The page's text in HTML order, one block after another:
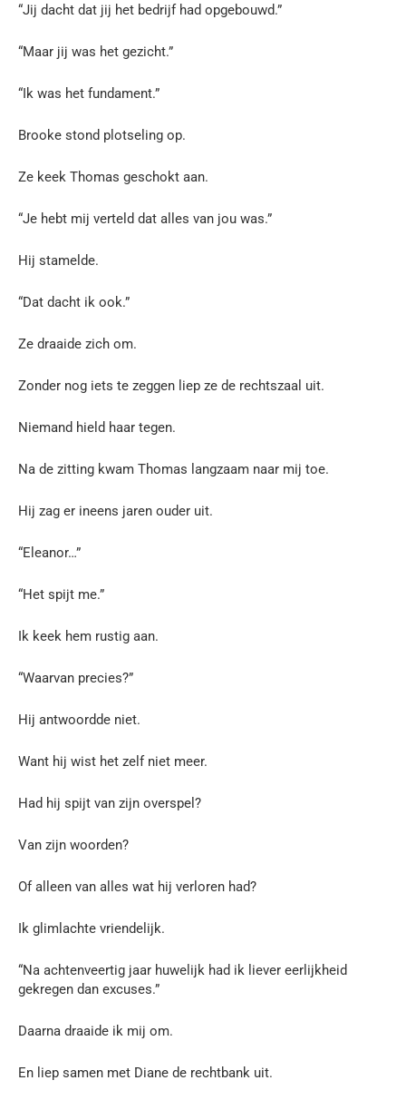
“Jij dacht dat jij het bedrijf had opgebouwd.”
“Maar jij was het gezicht.”
“Ik was het fundament.”
Brooke stond plotseling op.
Ze keek Thomas geschokt aan.
“Je hebt mij verteld dat alles van jou was.”
Hij stamelde.
“Dat dacht ik ook.”
Ze draaide zich om.
Zonder nog iets te zeggen liep ze de rechtszaal uit.
Niemand hield haar tegen.
Na de zitting kwam Thomas langzaam naar mij toe.
Hij zag er ineens jaren ouder uit.
“Eleanor…”
“Het spijt me.”
Ik keek hem rustig aan.
“Waarvan precies?”
Hij antwoordde niet.
Want hij wist het zelf niet meer.
Had hij spijt van zijn overspel?
Van zijn woorden?
Of alleen van alles wat hij verloren had?
Ik glimlachte vriendelijk.
“Na achtenveertig jaar huwelijk had ik liever eerlijkheid
gekregen dan excuses.”
Daarna draaide ik mij om.
En liep samen met Diane de rechtbank uit.